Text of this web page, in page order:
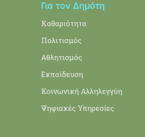
Για τον Δημότη
Καθαριότητα
Πολιτισμός
Αθλητισμός
Εκπαίδευση
Κοινωνική Αλληλεγγύη
Ψηφιακές Υπηρεσίες